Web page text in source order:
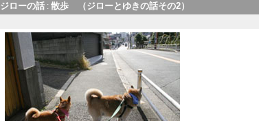
ジローの話 : 散歩 （ジローとゆきの話その2）